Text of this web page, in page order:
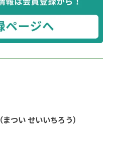
（まつい せいいちろう）